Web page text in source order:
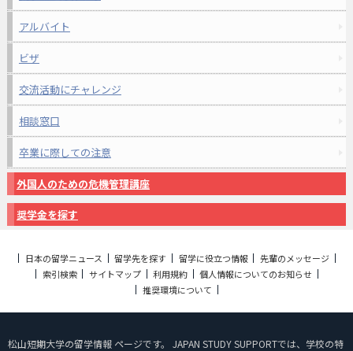
アルバイト
ビザ
交流活動にチャレンジ
相談窓口
卒業に際しての注意
外国人のための危機管理講座
奨学金を探す
日本の留学ニュース 留学先を探す 留学に役立つ情報
先輩のメッセージ
索引検索
サイトマップ 利用規約
個人情報についてのお知らせ
推奨環境について
松山短期大学の留学情報 ページです。 JAPAN STUDY SUPPORTでは、学校の特